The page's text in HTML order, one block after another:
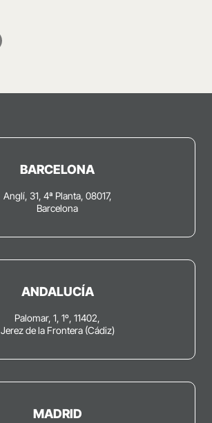
BARCELONA
Anglí, 31, 4ª Planta, 08017,
Barcelona
ANDALUCÍA
Palomar, 1, 1º, 11402,
Jerez de la Frontera (Cádiz)
MADRID